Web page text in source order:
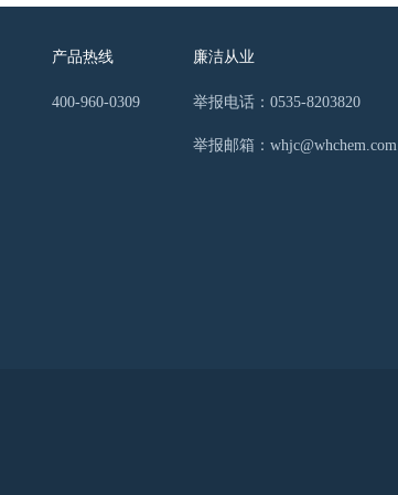
产品热线
400-960-0309
廉洁从业
举报电话：0535-8203820
举报邮箱：whjc@whchem.com